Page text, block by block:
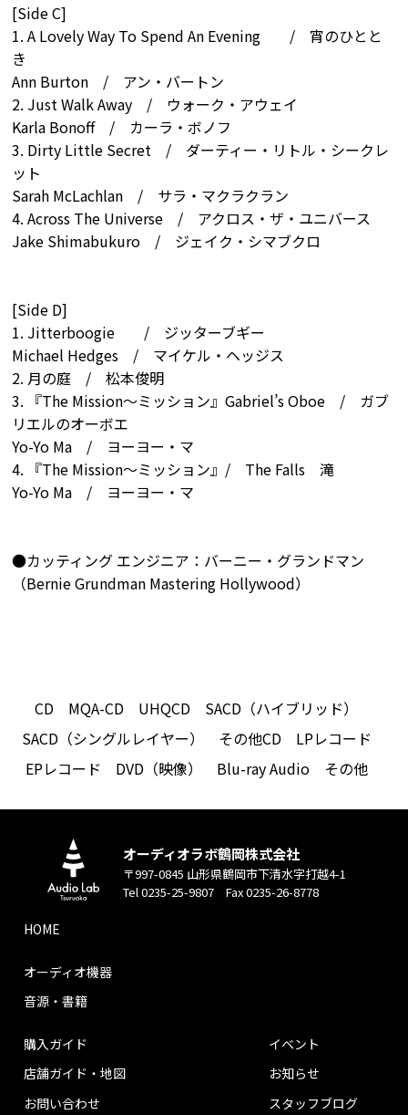
[Side C]
1. A Lovely Way To Spend An Evening / 宵のひとと
き
Ann Burton / アン・バートン
2. Just Walk Away / ウォーク・アウェイ
Karla Bonoff / カーラ・ボノフ
3. Dirty Little Secret / ダーティー・リトル・シークレ
ット
Sarah McLachlan / サラ・マクラクラン
4. Across The Universe / アクロス・ザ・ユニバース
Jake Shimabukuro / ジェイク・シマブクロ
[Side D]
1. Jitterboogie / ジッターブギー
Michael Hedges / マイケル・ヘッジス
2. 月の庭 / 松本俊明
3. 『The Mission～ミッション』Gabriel’s Oboe / ガブ
リエルのオーボエ
Yo-Yo Ma / ヨーヨー・マ
4. 『The Mission～ミッション』/ The Falls 滝
Yo-Yo Ma / ヨーヨー・マ
●カッティング エンジニア：バーニー・グランドマン
（Bernie Grundman Mastering Hollywood）
CD MQA-CD UHQCD
SACD（ハイブリッド）
SACD（シングルレイヤー）
その他CD
LPレコード
EPレコード
DVD（映像） Blu-ray Audio その他
オーディオラボ鶴岡株式会社
〒997-0845 山形県鶴岡市下清水字打越4-1
Tel 0235-25-9807 Fax 0235-26-8778
HOME
オーディオ機器
音源・書籍
購入ガイド
店舗ガイド・地図
お問い合わせ
イベント
お知らせ
スタッフブログ